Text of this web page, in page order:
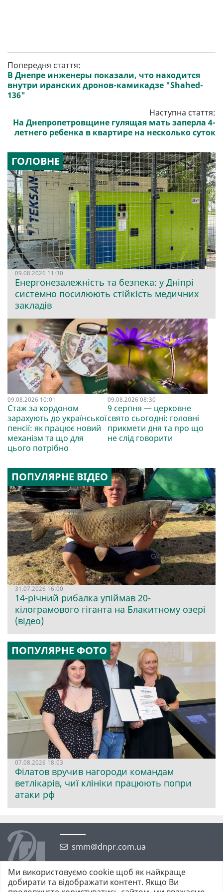
Попередня стаття:
В Днепре инженеры показали, что находится
внутри иранских дронов-камикадзе "Shahed-
136"
Наступна стаття:
На Днепропетровщине гулящая мать заперла 4-
летнего ребенка в квартире на несколько суток
ГОЛОВНЕ
09.08.2026 11:30
Енергонезалежність та безпека: у Дніпрі
системно посилюють стійкість медичних
закладів
09.08.2026 10:01
Стаж за кордоном
зарахують до української
пенсії: як працює новий
механізм та що для
цього потрібно
09.08.2026 08:30
9 серпня — церковне
свято сьогодні: головні
прикмети дня та про що
не слід говорити
ПОПУЛЯРНЕ ВІДЕО
31.07.2026 16:00
14-річний рибалка упіймав 20-
кілограмового гіганта на Блакитному озері
(відео)
ПОПУЛЯРНЕ ФОТО
07.08.2026 18:03
Філатов вручив нагороди командам
ветлікарів, чиї клініки працюють попри
атаки рф
smm@dnpr.com.ua
Ми використовуємо cookie щоб як найкраще
добирати та відображати контент. Якщо Ви